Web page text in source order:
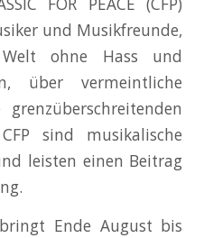
und Musikfreunde,
ohne Hass und
über vermeintliche
sind musikalische
leisten einen Beitrag
bringt Ende August bis